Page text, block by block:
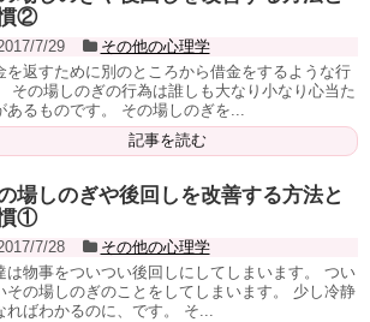
②
7/29
その他の心理学
を返すために別のところから借金をするような行
その場しのぎの行為は誰しも大なり小なり心当た
あるものです。 その場しのぎを...
記事を読む
場しのぎや後回しを改善する方法と
①
7/28
その他の心理学
は物事をついつい後回しにしてしまいます。 つい
その場しのぎのことをしてしまいます。 少し冷静
ればわかるのに、です。 そ...